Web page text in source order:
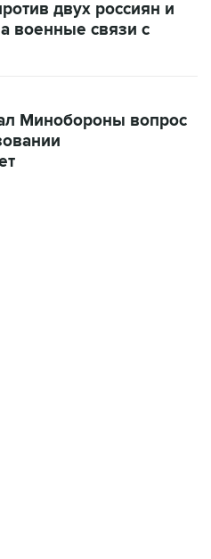
двух россиян и
военные связи с
Минобороны вопрос